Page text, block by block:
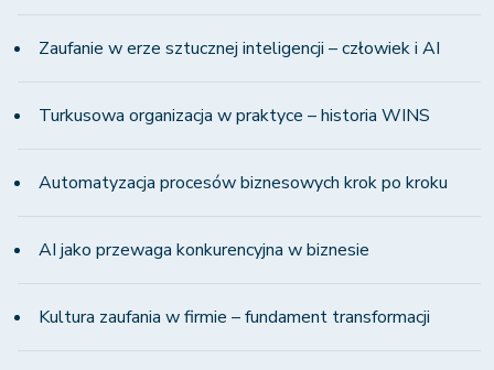
Zaufanie w erze sztucznej inteligencji – człowiek i AI
Turkusowa organizacja w praktyce – historia WINS
Automatyzacja procesów biznesowych krok po kroku
AI jako przewaga konkurencyjna w biznesie
Kultura zaufania w firmie – fundament transformacji